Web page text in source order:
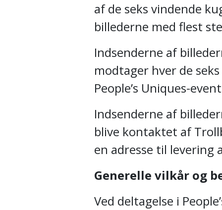
af de seks vindende
billederne med flest
Indsenderne af
modtager hver de
People’s Uniques-
Indsenderne af
blive kontaktet af
en adresse til levering
Generelle vilkår og
Ved deltagelse i